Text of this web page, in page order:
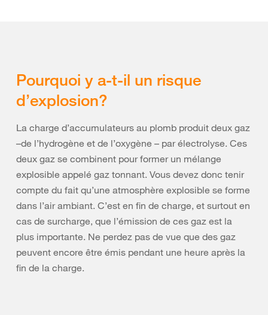
Pourquoi y a-t-il un risque
d’explosion?
La charge d’accumulateurs au plomb produit deux gaz
–de l’hydrogène et de l’oxygène – par électrolyse. Ces
deux gaz se combinent pour former un mélange
explosible appelé gaz tonnant. Vous devez donc tenir
compte du fait qu’une atmosphère explosible se forme
dans l’air ambiant. C’est en fin de charge, et surtout en
cas de surcharge, que l’émission de ces gaz est la
plus importante. Ne perdez pas de vue que des gaz
peuvent encore être émis pendant une heure après la
fin de la charge.